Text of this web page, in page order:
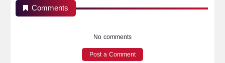
Comments
No comments
Post a Comment